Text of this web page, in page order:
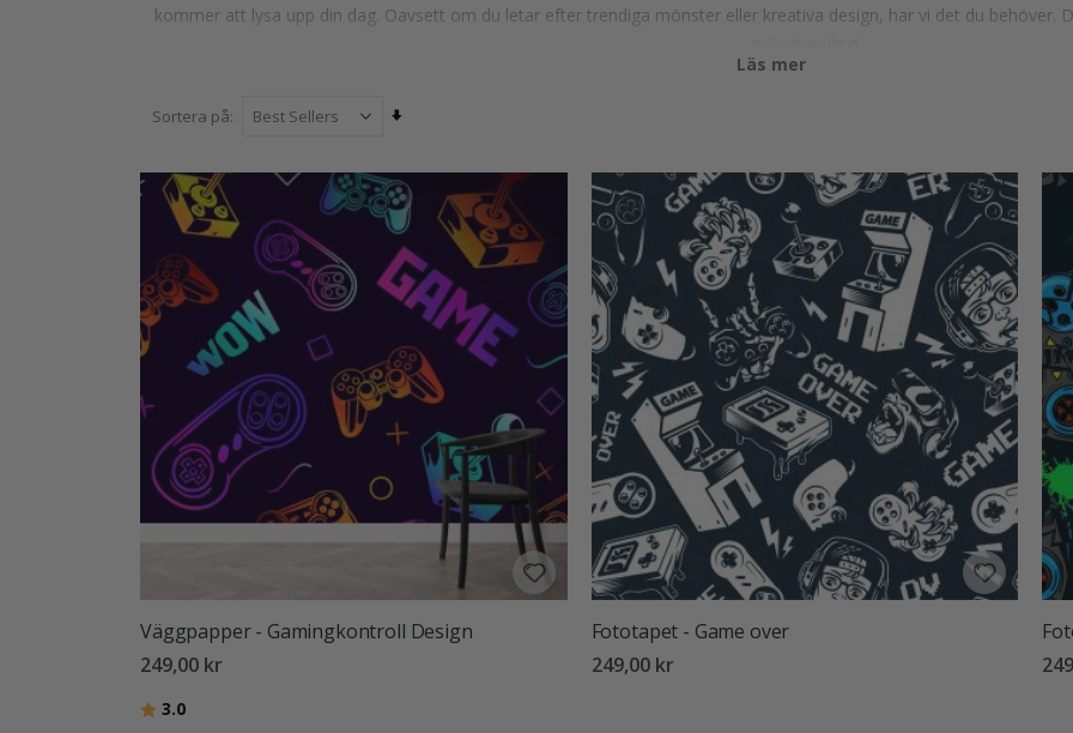
kommer att lysa upp din dag. Oavsett om du letar efter trendiga mönster eller kreativa design, har vi det du behöver.
Läs mer
Sortera på
sortering
Väggpapper - Gamingkontroll Design
249,00 kr
Betyg:
3.0
Fototapet - Game over
249,00 kr